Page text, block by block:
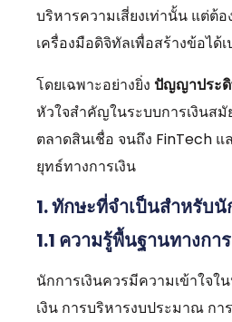
บริหารความเสี่ยงเท่านั้น แต่ต้
เครื่องมือดิจิทัลเพื่อสร้างข้อได้
โดยเฉพาะอย่างยิ่ง ปัญญาประ
หัวใจสำคัญในระบบการเงินส
ตลาดสินเชื่อ จนถึง FinTech แ
ยุทธ์ทางการเงิน
1. ทักษะที่จำเป็นสำหรับ
1.1 ความรู้พื้นฐานทางกา
นักการเงินควรมีความเข้าใจใ
เงิน การบริหารงบประมาณ กา